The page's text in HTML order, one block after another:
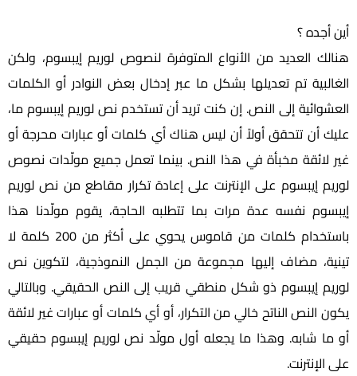
أين أجده ؟
هنالك العديد من الأنواع المتوفرة لنصوص لوريم إيبسوم، ولكن
الغالبية تم تعديلها بشكل ما عبر إدخال بعض النوادر أو الكلمات
العشوائية إلى النص. إن كنت تريد أن تستخدم نص لوريم إيبسوم ما،
عليك أن تتحقق أولاً أن ليس هناك أي كلمات أو عبارات محرجة أو
غير لائقة مخبأة في هذا النص. بينما تعمل جميع مولّدات نصوص
لوريم إيبسوم على الإنترنت على إعادة تكرار مقاطع من نص لوريم
إيبسوم نفسه عدة مرات بما تتطلبه الحاجة، يقوم مولّدنا هذا
باستخدام كلمات من قاموس يحوي على أكثر من 200 كلمة لا
تينية، مضاف إليها مجموعة من الجمل النموذجية، لتكوين نص
لوريم إيبسوم ذو شكل منطقي قريب إلى النص الحقيقي. وبالتالي
يكون النص الناتح خالي من التكرار، أو أي كلمات أو عبارات غير لائقة
أو ما شابه. وهذا ما يجعله أول مولّد نص لوريم إيبسوم حقيقي
على الإنترنت.